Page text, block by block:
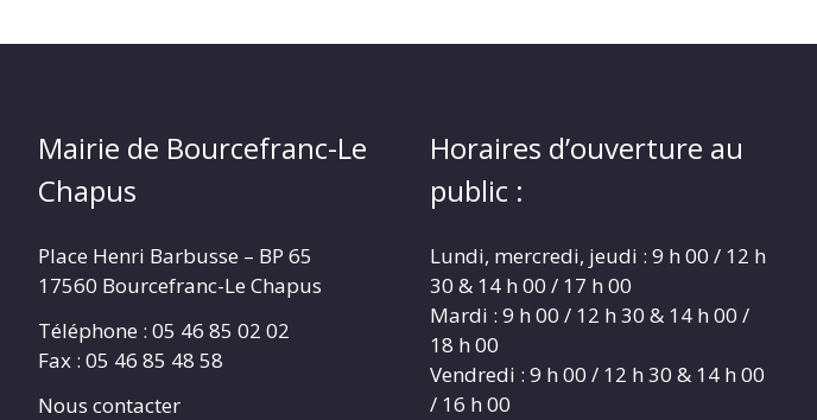
Mairie de Bourcefranc-Le
Chapus
Place Henri Barbusse – BP 65
17560 Bourcefranc-Le Chapus
Téléphone : 05 46 85 02 02
Fax : 05 46 85 48 58
Nous contacter
Horaires d’ouverture au
public :
Lundi, mercredi, jeudi : 9 h 00 / 12 h
30 & 14 h 00 / 17 h 00
Mardi : 9 h 00 / 12 h 30 & 14 h 00 /
18 h 00
Vendredi : 9 h 00 / 12 h 30 & 14 h 00
/ 16 h 00